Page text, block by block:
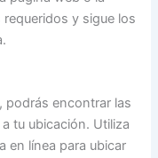
y sigue los
podrás encontrar las
tu ubicación. Utiliza
en línea para ubicar